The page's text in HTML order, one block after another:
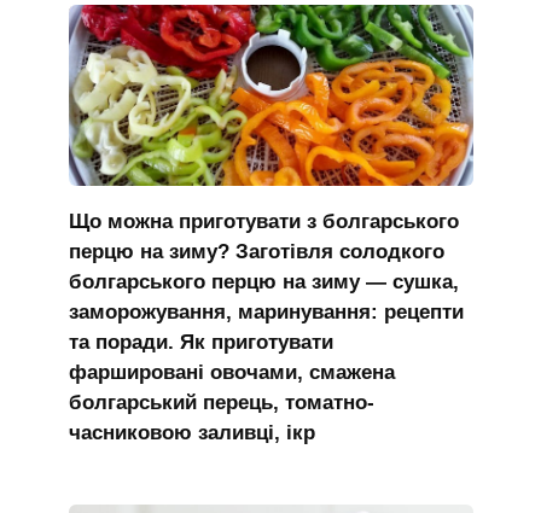
Що можна приготувати з болгарського
перцю на зиму? Заготівля солодкого
болгарського перцю на зиму — сушка,
заморожування, маринування: рецепти
та поради. Як приготувати
фаршировані овочами, смажена
болгарський перець, томатно-
часниковою заливці, ікр